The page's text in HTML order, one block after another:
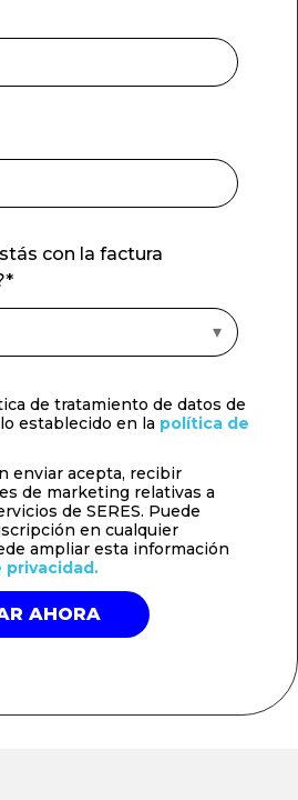
con la factura
*
de tratamiento de datos de
establecido en la política de
enviar acepta, recibir
de marketing relativas a
de SERES. Puede
en cualquier
ampliar esta información
privacidad.